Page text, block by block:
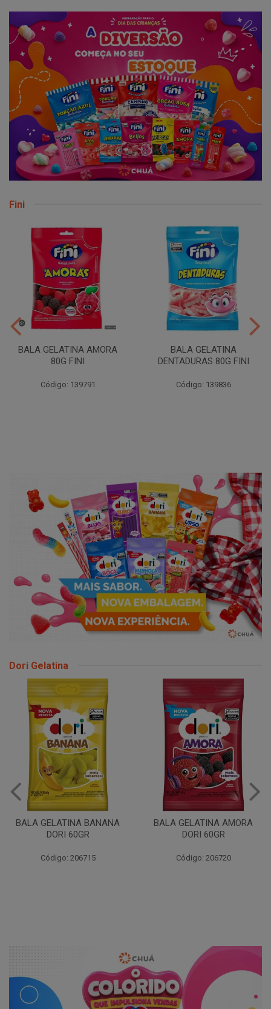
Fini
BALA GELATINA AMORA
80G FINI
Código: 139791
BALA GELATINA
DENTADURAS 80G FINI
Código: 139836
Dori Gelatina
BALA GELATINA BANANA
DORI 60GR
Código: 206715
BALA GELATINA AMORA
DORI 60GR
Código: 206720